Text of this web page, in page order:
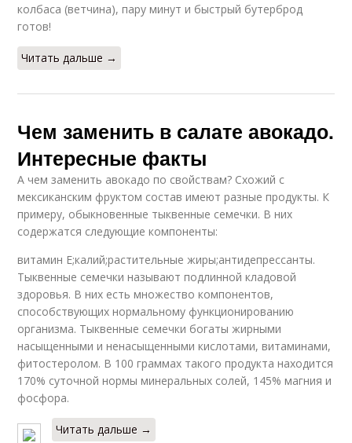
колбаса (ветчина), пару минут и быстрый бутерброд
готов!
Читать дальше →
Чем заменить в салате авокадо.
Интересные факты
А чем заменить авокадо по свойствам? Схожий с
мексиканским фруктом состав имеют разные продукты. К
примеру, обыкновенные тыквенные семечки. В них
содержатся следующие компоненты:
витамин Е;калий;растительные жиры;антидепрессанты.
Тыквенные семечки называют подлинной кладовой
здоровья. В них есть множество компонентов,
способствующих нормальному функционированию
организма. Тыквенные семечки богаты жирными
насыщенными и ненасыщенными кислотами, витаминами,
фитостеролом. В 100 граммах такого продукта находится
170% суточной нормы минеральных солей, 145% магния и
фосфора.
Читать дальше →